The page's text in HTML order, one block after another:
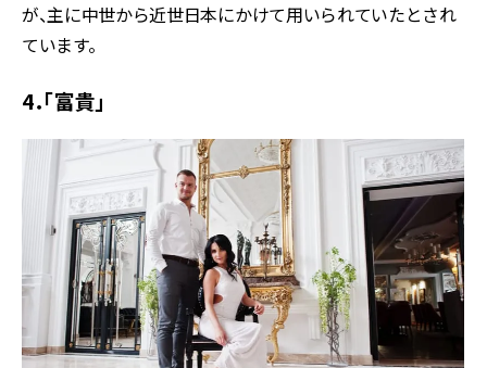
が、主に中世から近世日本にかけて用いられていたとされ
ています。
4．「富貴」